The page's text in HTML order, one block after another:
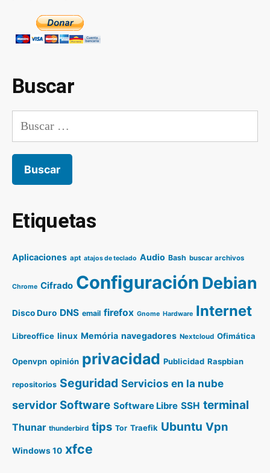
Buscar
Buscar:
Etiquetas
Aplicaciones apt atajos de teclado Audio Bash buscar archivos
Chrome Cifrado Configuración Debian
Disco Duro DNS email firefox Gnome Hardware Internet
Libreoffice linux Memória navegadores Nextcloud Ofimática
Openvpn opinión privacidad Publicidad Raspbian
repositorios Seguridad Servicios en la nube
servidor Software Software Libre SSH terminal
Thunar thunderbird tips Tor Traefik Ubuntu Vpn
Windows 10 xfce